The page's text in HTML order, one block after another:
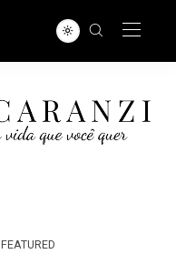
FEATURED